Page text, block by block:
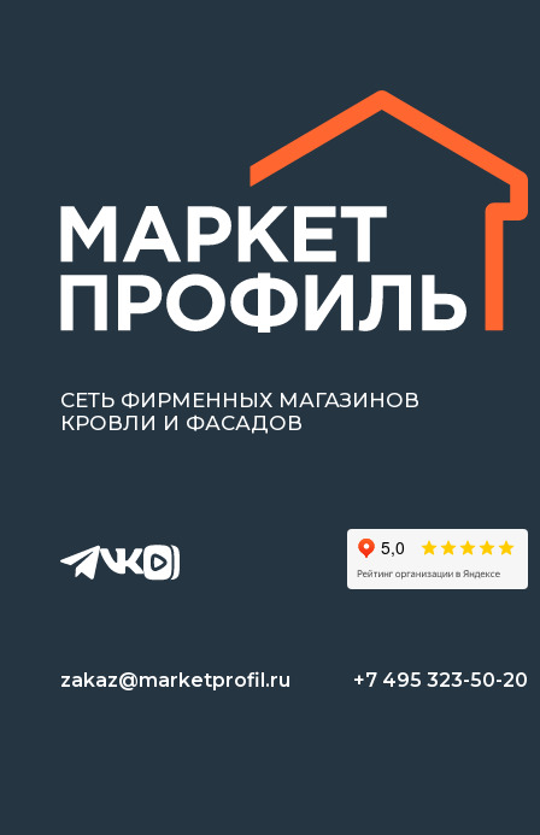
СЕТЬ ФИРМЕННЫХ МАГАЗИНОВ
КРОВЛИ И ФАСАДОВ
zakaz@marketprofil.ru +7 495 323-50-20